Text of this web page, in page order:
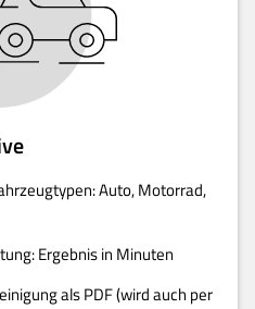
Auto, Motorrad,
Ergebnis in Minuten
als PDF (wird auch per